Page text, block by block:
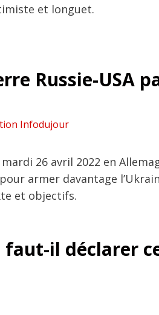
et longuet.
Russie-USA
Infodujour
26 avril 2022 en
armer davantage
et objectifs.
il déclarer